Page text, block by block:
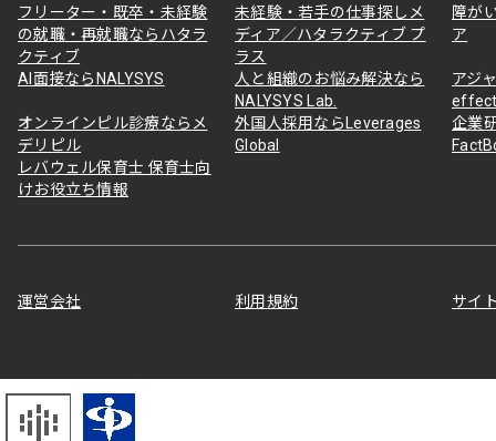
フリーター・既卒・未経験
の就職・再就職ならハタラ
クティブ
未経験・若手の仕事探しメ
ディア／ハタラクティブ プ
ラス
障が
ア
AI面接ならNALYSYS
人と組織のお悩み解決なら
NALYSYS Lab.
アジ
オンラインピル診療ならメ
デリピル
外国人採用ならLeverages
Global
企業
レバウェル保育士 保育士向
けお役立ち情報
運営会社 利用規約 サイ